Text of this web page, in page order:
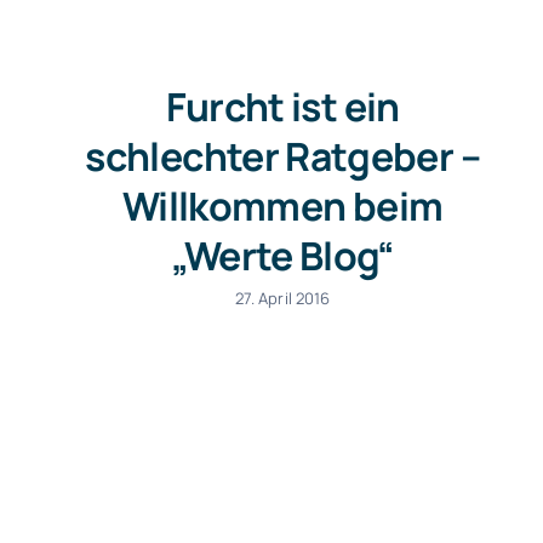
Furcht ist ein
schlechter Ratgeber –
Willkommen beim
„Werte Blog“
27. April 2016